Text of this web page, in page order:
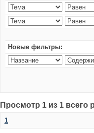
Новые фильтры:
Просмотр 1 из 1
1